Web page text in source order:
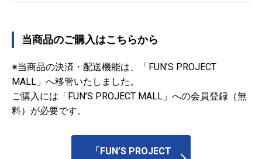
当商品のご購入はこちらから
※当商品の決済・配送機能は、「FUN’S PROJECT
MALL」へ移管いたしました。
ご購入には「FUN’S PROJECT MALL」への会員登録（無
料）が必要です。
「FUN’S PROJECT